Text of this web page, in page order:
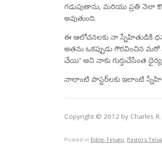
గడుపుతాను, మరియు ప్రతి నెలా
అవుతుంది.
ఈ ఆలోచనలకు నా స్నేహితుడికి
అతను ఒకప్పుడు గౌరవించిన మరో
చేయి” అని నాకు గుర్తుచేసేంత
నాలాంటి పాస్టర్‌లకు ఇలాంటి
Copyright © 2012 by Charles R.
Posted in Bible-Telugu, Pastors-